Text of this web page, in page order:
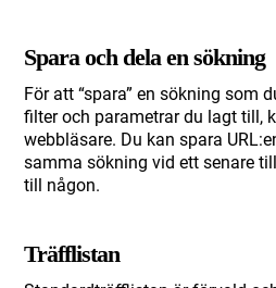
Spara och dela en sökning
För att “spara” en sökning som
filter och parametrar du lagt till,
webbläsare. Du kan spara
samma sökning vid ett senare
till någon.
Träfflistan